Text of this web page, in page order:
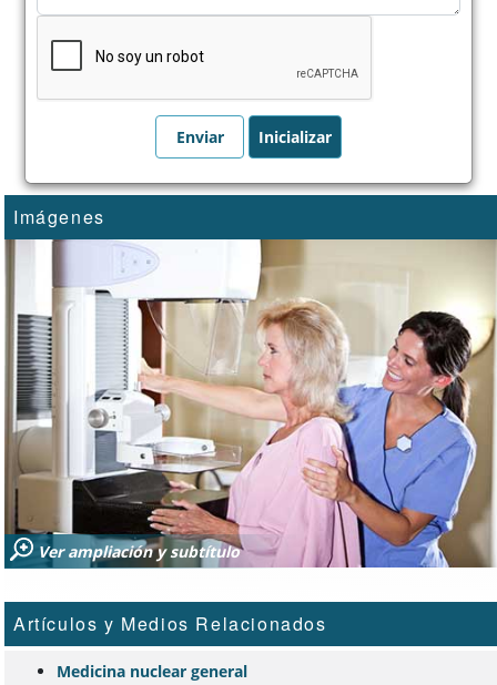
Imágenes
Ver ampliación y subtítulo
Artículos y Medios Relacionados
Medicina nuclear general